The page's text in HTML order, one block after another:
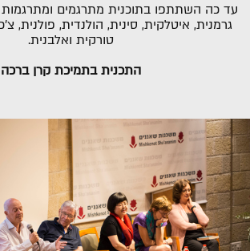
עד כה השתתפו בתוכנית מתרגמים
גרמנית, איטלקית, סינית, הולנדית, פולנית,
טורקית ואלבנית.
התכנית בתמיכת קרן ברכה